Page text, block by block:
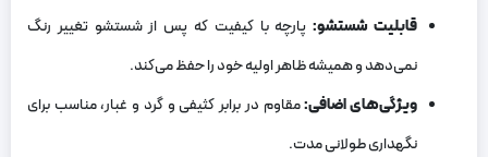
قابلیت شستشو:پارچه با کیفیت که پس از شستشو تغییر رنگ
نمی‌دهد و همیشه ظاهر اولیه خود را حفظ می‌کند.
ویژگی‌های اضافی:مقاوم در برابر کثیفی و گرد و غبار، مناسب برای
نگهداری طولانی مدت.